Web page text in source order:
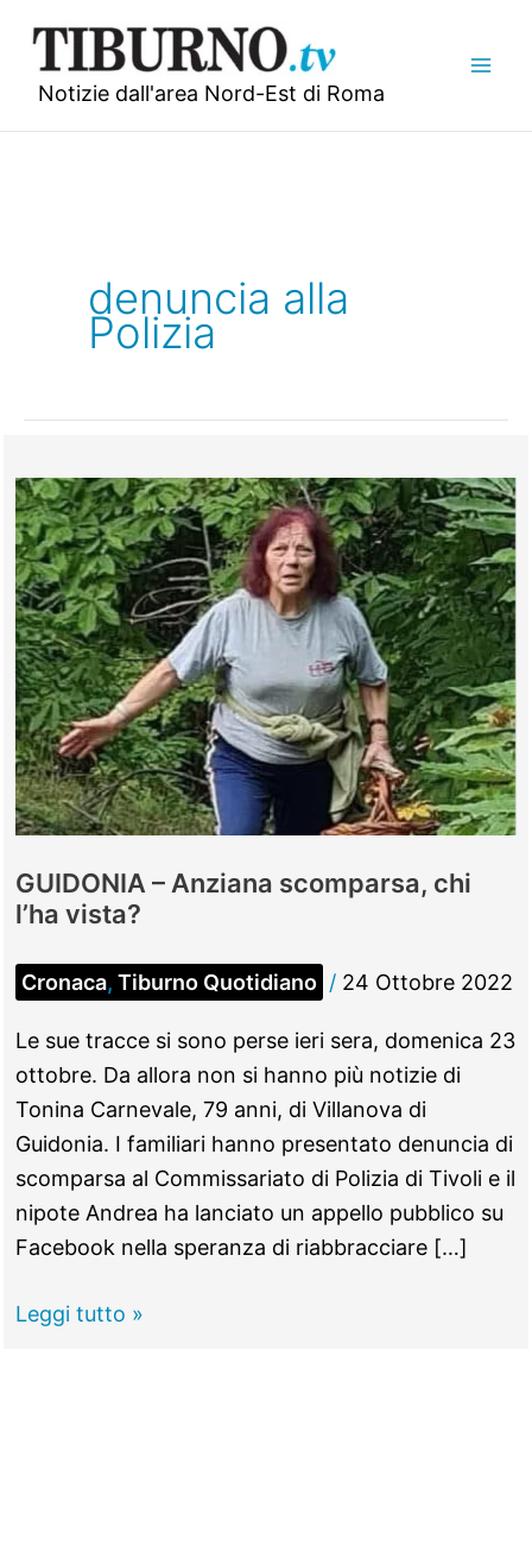
contenuto
Notizie dall'area Nord-Est di Roma
denuncia alla
Polizia
GUIDONIA – Anziana scomparsa, chi
l’ha vista?
Cronaca, Tiburno Quotidiano / 24 Ottobre 2022
Le sue tracce si sono perse ieri sera, domenica 23
ottobre. Da allora non si hanno più notizie di
Tonina Carnevale, 79 anni, di Villanova di
Guidonia. I familiari hanno presentato denuncia di
scomparsa al Commissariato di Polizia di Tivoli e il
nipote Andrea ha lanciato un appello pubblico su
Facebook nella speranza di riabbracciare […]
GUIDONIA
Leggi tutto »